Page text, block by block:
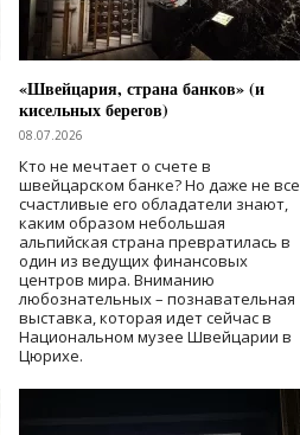
«Швейцария, страна банков» (и
кисельных берегов)
08.07.2026
Кто не мечтает о счете в
швейцарском банке? Но даже не все
счастливые его обладатели знают,
каким образом небольшая
альпийская страна превратилась в
один из ведущих финансовых
центров мира. Вниманию
любознательных – познавательная
выставка, которая идет сейчас в
Национальном музее Швейцарии в
Цюрихе.